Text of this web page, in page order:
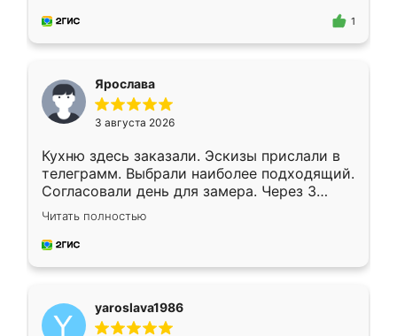
предложил по моему эскизу самый
1
Ярослава
3 августа 2026
Кухню здесь заказали. Эскизы прислали в
телеграмм. Выбрали наиболее подходящий.
Согласовали день для замера. Через 3
недели кухня была уже готова. Остались
довольны работой. Спасибо Ренессанс
мебель за качественную работу!
Читать полностью
yaroslava1986